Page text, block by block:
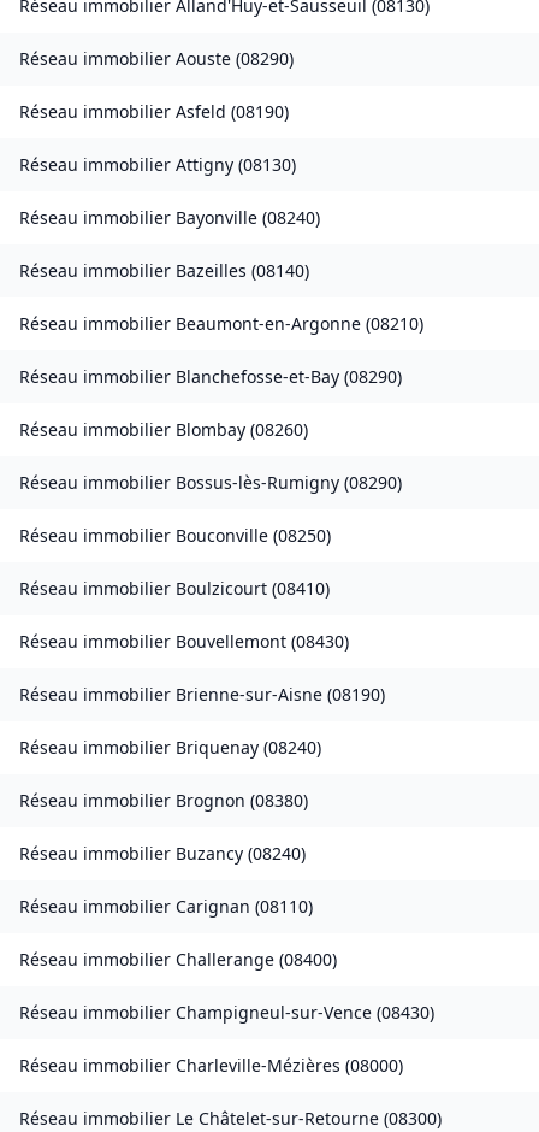
Réseau immobilier Alland'Huy-et-Sausseuil (08130)
Réseau immobilier Aouste (08290)
Réseau immobilier Asfeld (08190)
Réseau immobilier Attigny (08130)
Réseau immobilier Bayonville (08240)
Réseau immobilier Bazeilles (08140)
Réseau immobilier Beaumont-en-Argonne (08210)
Réseau immobilier Blanchefosse-et-Bay (08290)
Réseau immobilier Blombay (08260)
Réseau immobilier Bossus-lès-Rumigny (08290)
Réseau immobilier Bouconville (08250)
Réseau immobilier Boulzicourt (08410)
Réseau immobilier Bouvellemont (08430)
Réseau immobilier Brienne-sur-Aisne (08190)
Réseau immobilier Briquenay (08240)
Réseau immobilier Brognon (08380)
Réseau immobilier Buzancy (08240)
Réseau immobilier Carignan (08110)
Réseau immobilier Challerange (08400)
Réseau immobilier Champigneul-sur-Vence (08430)
Réseau immobilier Charleville-Mézières (08000)
Réseau immobilier Le Châtelet-sur-Retourne (08300)